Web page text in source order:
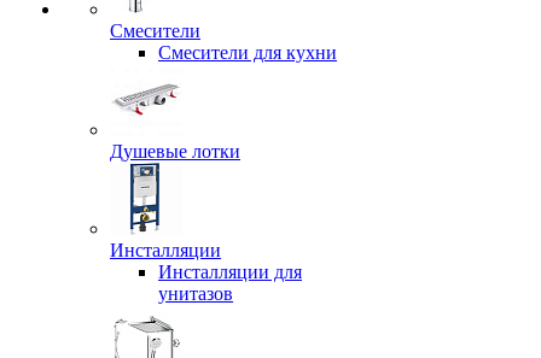
Смесители
Смесители для кухни
Душевые лотки
Инсталляции
Инсталляции для
унитазов